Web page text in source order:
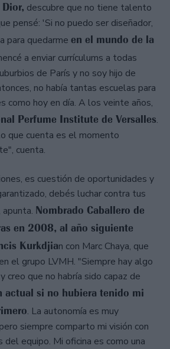
descubre que no tiene talento
pensé: 'Si no puedo ser diseñador,
para quedarme en el mundo de la
a enviar currículums a todas
de París y no soy hijo de
no había tantas escuelas para
como hoy en día. A los veinte años,
Perfume Institute de Versalles.
que cuenta es el momento
cuenta.
es cuestión de oportunidades y
debés luchar contra tus
Nombrado Caballero de
en 2008, al año siguiente
Kurkdjian con Marc Chaya, que
el grupo LVMH. "Siempre hay algo
creo que no habría sido capaz de
actual si no hubiera tenido mi
. La autonomía es muy
siempre comparto mi visión con
equipo. Mi oficina es como una